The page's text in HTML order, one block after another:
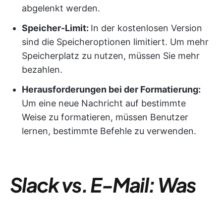
abgelenkt werden.
Speicher-Limit: In der kostenlosen Version
sind die Speicheroptionen limitiert. Um mehr
Speicherplatz zu nutzen, müssen Sie mehr
bezahlen.
Herausforderungen bei der Formatierung:
Um eine neue Nachricht auf bestimmte
Weise zu formatieren, müssen Benutzer
lernen, bestimmte Befehle zu verwenden.
Slack vs. E-Mail: Was